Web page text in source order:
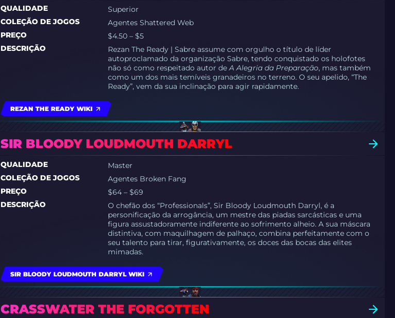
QUALIDADE
Superior
COLEÇÃO DE JOGOS
Agentes Shattered Web
PREÇO
$4.50 – $5
DESCRIÇÃO
Rezan The Ready | Sabre assume com orgulho o título de líder
autoproclamado da organização Sabre, tendo conquistado os holofotes
não só como respeitado autor deA Alegria da Preparação, mas também
como um dos mais temíveis granadeiros no terreno. O seu apelido, “The
Ready”, vem da sua inclinação para agir rapidamente.
REZAN THE READY WIKI
SIR BLOODY LOUDMOUTH DARRYL
QUALIDADE
Master
COLEÇÃO DE JOGOS
Agentes Broken Fang
PREÇO
$64 – $69
DESCRIÇÃO
O chefão dos “Professionals”, Sir Bloody Loudmouth Darryl, é a
personificação da arrogância, um mestre das piadas sarcásticas e uma
figura assustadoramente indiferente ao sofrimento alheio. A sua máscara
distintiva, com maquilhagem de palhaço, combina perfeitamente com o
seu talento para tirar, figurativamente, os doces das bocas das elites
mimadas.
SIR BLOODY LOUDMOUTH DARRYL WIKI
CRASSWATER THE FORGOTTEN